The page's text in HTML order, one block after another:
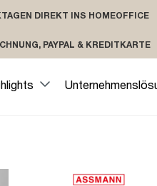
DIREKT INS HOMEOFFICE
ODER SPEDITION
PAYPAL & KREDITKARTE